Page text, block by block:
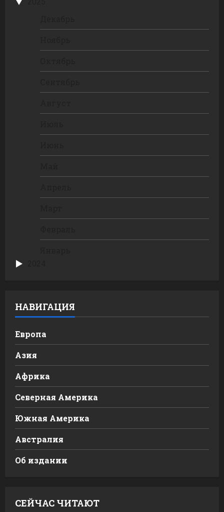
НАВИГАЦИЯ
Европа
Азия
Африка
Северная Америка
Южная Америка
Австралия
Об издании
СЕЙЧАС ЧИТАЮТ